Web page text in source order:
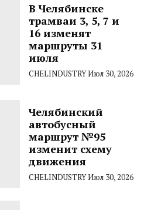
В Челябинске
трамваи 3, 5, 7 и
16 изменят
маршруты 31
июля
CHELINDUSTRYИюл 30, 2026
Челябинский
автобусный
маршрут №95
изменит схему
движения
CHELINDUSTRYИюл 30, 2026